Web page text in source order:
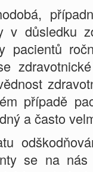
v důsledku
pacientů
případě
a často
se na